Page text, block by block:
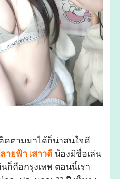
ดตามมาได้ก็น่าสนใจดี
ายฟ้า เสาวดี น้องมีชื่อเล่น
ก็คือกรุงเทพ ตอนนี้เรา